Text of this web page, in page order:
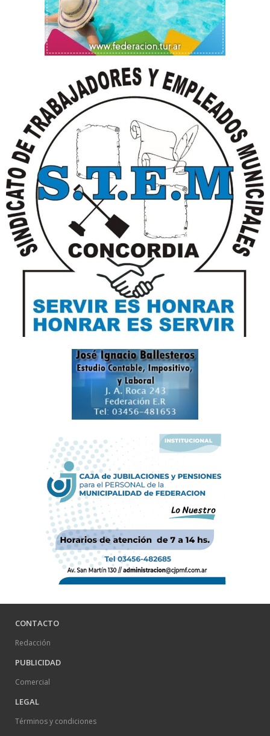
CONTACTO
Redacción
PUBLICIDAD
Comercial
LEGAL
Términos y condiciones